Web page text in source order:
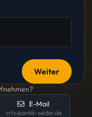
Weiter
E-Mail
info@antik-seider.de